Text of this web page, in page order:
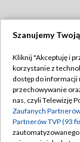
Abonament
Emisja w TVP
Centrum
Szanujemy
Kliknij "Akceptuję i
korzystanie z
dostęp do informacji
przechowywanie
nas, czyli Telewizję
Zaufanych
Partnerów TVP (93